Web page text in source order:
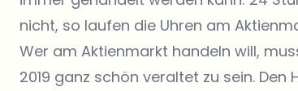
nicht, so laufen die Uhren am
Wer am Aktienmarkt handeln will,
2019 ganz schön veraltet zu sein.